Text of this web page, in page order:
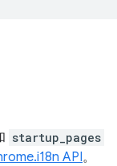
startup_pages
API。